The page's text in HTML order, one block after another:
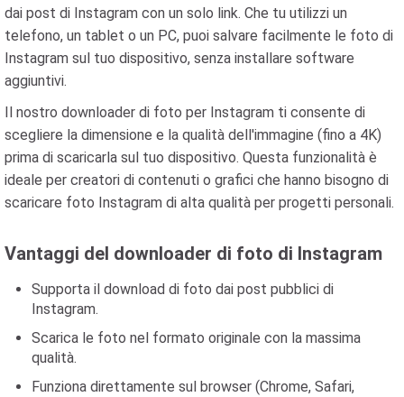
dai post di Instagram con un solo link. Che tu utilizzi un
telefono, un tablet o un PC, puoi salvare facilmente le foto di
Instagram sul tuo dispositivo, senza installare software
aggiuntivi.
Il nostro downloader di foto per Instagram ti consente di
scegliere la dimensione e la qualità dell'immagine (fino a 4K)
prima di scaricarla sul tuo dispositivo. Questa funzionalità è
ideale per creatori di contenuti o grafici che hanno bisogno di
scaricare foto Instagram di alta qualità per progetti personali.
Vantaggi del downloader di foto di Instagram
Supporta il download di foto dai post pubblici di
Instagram.
Scarica le foto nel formato originale con la massima
qualità.
Funziona direttamente sul browser (Chrome, Safari,